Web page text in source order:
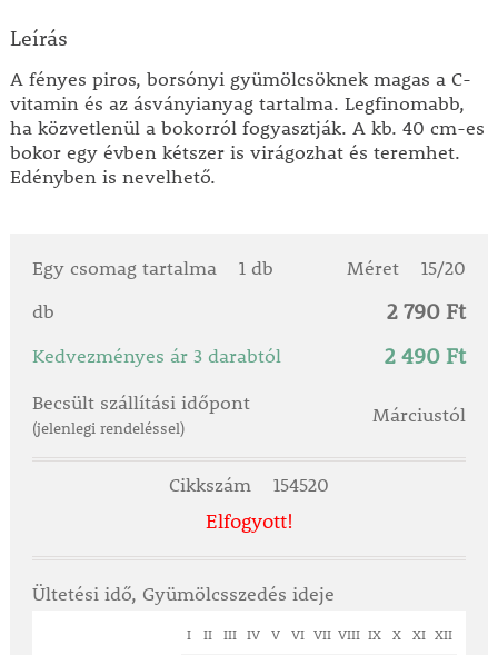
Leírás
A fényes piros, borsónyi gyümölcsöknek magas a C-
vitamin és az ásványianyag tartalma. Legfinomabb,
ha közvetlenül a bokorról fogyasztják. A kb. 40 cm-es
bokor egy évben kétszer is virágozhat és teremhet.
Edényben is nevelhető.
Egy csomag tartalma 1 db Méret
15/20
db
2 790 Ft
Kedvezményes ár 3 darabtól 2 490 Ft
Becsült szállítási időpont
(jelenlegi rendeléssel)
Márciustól
Cikkszám 154520
Elfogyott!
Ültetési idő, Gyümölcsszedés ideje
I II III IV V VI VII VIII IX X XI XII